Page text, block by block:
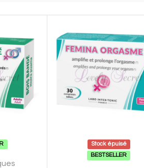
Stock épuisé
BESTSELLER